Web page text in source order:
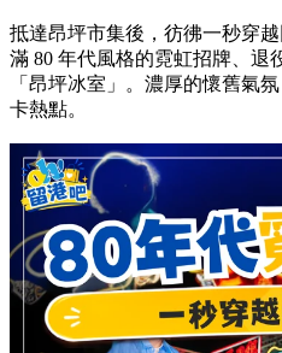
抵達昂坪市集後，彷彿一秒穿
滿 80 年代風格的霓虹招牌、退
「昂坪冰室」。濃厚的懷舊氣
卡熱點。